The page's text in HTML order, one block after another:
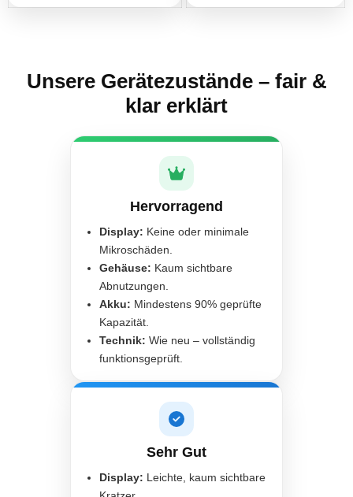
Unsere Gerätezustände – fair &
klar erklärt
Hervorragend
Display: Keine oder minimale
Mikroschäden.
Gehäuse: Kaum sichtbare
Abnutzungen.
Akku: Mindestens 90% geprüfte
Kapazität.
Technik: Wie neu – vollständig
funktionsgeprüft.
Sehr Gut
Display: Leichte, kaum sichtbare